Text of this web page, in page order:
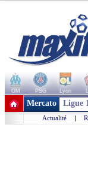
OM PSG Lyon
+ de clubs
Mercato Ligue
Actualité |